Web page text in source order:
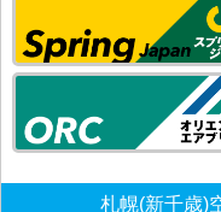
札幌(新千歳)